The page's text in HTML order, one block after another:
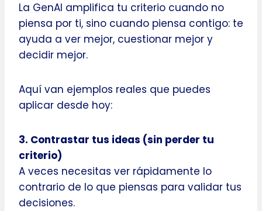
La GenAI amplifica tu criterio cuando no
piensa por ti, sino cuando piensa contigo: te
ayuda a ver mejor, cuestionar mejor y
decidir mejor.
Aquí van ejemplos reales que puedes
aplicar desde hoy:
3. Contrastar tus ideas (sin perder tu
criterio)
A veces necesitas ver rápidamente lo
contrario de lo que piensas para validar tus
decisiones.